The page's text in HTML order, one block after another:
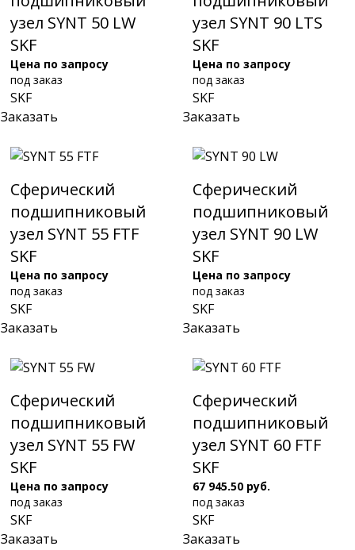
узел SYNT 50 LW
SKF
Цена по запросу
под заказ
SKF
Заказать
узел SYNT 90 LTS
SKF
Цена по запросу
под заказ
SKF
Заказать
Сферический
подшипниковый
узел SYNT 55 FTF
SKF
Цена по запросу
под заказ
SKF
Заказать
Сферический
подшипниковый
узел SYNT 90 LW
SKF
Цена по запросу
под заказ
SKF
Заказать
Сферический
подшипниковый
узел SYNT 55 FW
SKF
Цена по запросу
под заказ
SKF
Заказать
Сферический
подшипниковый
узел SYNT 60 FTF
SKF
67 945.50 руб.
под заказ
SKF
Заказать